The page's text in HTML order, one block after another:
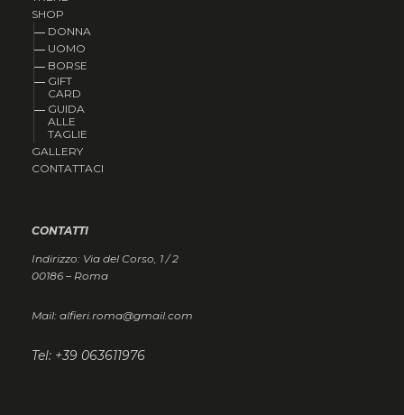
SHOP
DONNA
UOMO
BORSE
GIFT
CARD
GUIDA
ALLE
TAGLIE
GALLERY
CONTATTACI
CONTATTI
Indirizzo: Via del Corso, 1 / 2
00186 – Roma
Mail: alfieri.roma@gmail.com
Tel: +39 063611976